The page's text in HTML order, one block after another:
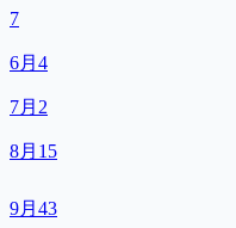
7
6月 4
7月 2
8月 15
9月 43